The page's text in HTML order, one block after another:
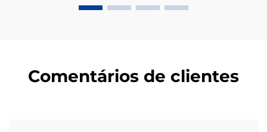
Comentários de clientes